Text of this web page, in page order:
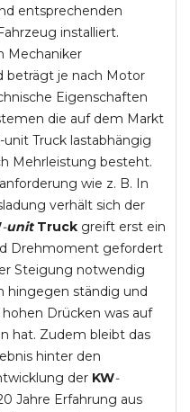
entsprechenden
installiert.
Mechaniker
beträgt je nach Motor
Eigenschaften
die auf dem Markt
Truck lastabhängig
Mehrleistung besteht.
wie z. B. In
verhält sich der
-unit Truck greift erst ein
Drehmoment gefordert
Steigung notwendig
hingegen ständig und
Drücken was auf
hat. Zudem bleibt das
hinter den
der KW-
Jahre Erfahrung aus